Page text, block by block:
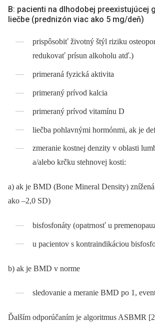
B: pacienti na dlhodobej preexistu­júcej
liečbe (prednizón viac ako 5 mg/deň)
prispôsobiť životný štýl riziku
redukovať prísun alkoholu atď.)
primeraná fyzická aktivita
primeraný prívod kalcia
primeraný prívod vitamínu D
liečba pohlavnými hormónmi, ak je
zmeranie kostnej denzity v oblasti
a/alebo krčku stehnovej kosti:
a) ak je BMD (Bone Mineral Density)
ako –2,0 SD)
bisfosfonáty (opatrnosť u
u pacientov s kontraindikáciou
b) ak je BMD v norme
sledovanie a meranie BMD po 1,
Ďalším odporúčaním je algoritmus ASBMR